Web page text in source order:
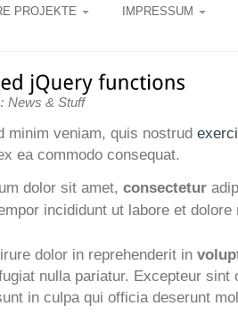
PROJEKTE IMPRESSUM
News & Stuff
minim veniam, quis nostrud
ea commodo consequat.
dolor sit amet, consectetur
incididunt ut labore et dolore
dolor in reprehenderit in
nulla pariatur. Excepteur sint
in culpa qui officia deserunt